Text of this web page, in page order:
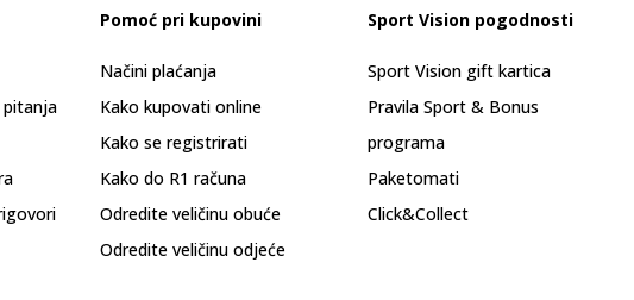
pitanja
Pomoć pri kupovini
Načini plaćanja
Kako kupovati online
Kako se registrirati
Kako do R1 računa
Odredite veličinu obuće
Odredite veličinu odjeće
Sport Vision pogodnosti
Sport Vision gift kartica
Pravila Sport & Bonus
programa
Paketomati
Click&Collect